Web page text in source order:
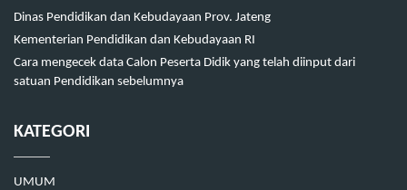
Dinas Pendidikan dan Kebudayaan Prov. Jateng
Kementerian Pendidikan dan Kebudayaan RI
Cara mengecek data Calon Peserta Didik yang telah diinput dari
satuan Pendidikan sebelumnya
KATEGORI
UMUM